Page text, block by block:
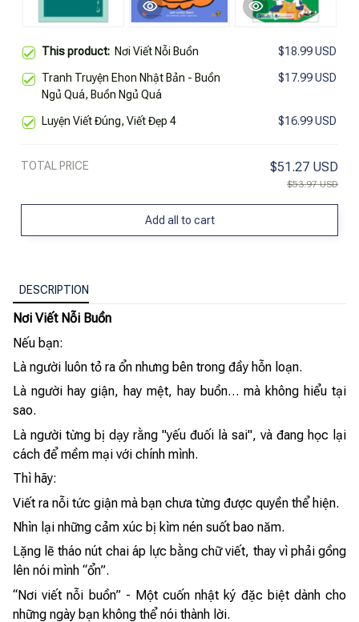
This product: Nơi Viết Nỗi Buồn $18.99 USD
Tranh Truyện Ehon Nhật Bản - Buồn
Ngủ Quá, Buồn Ngủ Quá
$17.99 USD
Luyện Viết Đúng, Viết Đẹp 4 $16.99 USD
TOTAL PRICE $51.27 USD
$53.97 USD
Add all to cart
DESCRIPTION
Nơi Viết Nỗi Buồn
Nếu bạn:
Là người luôn tỏ ra ổn nhưng bên trong đầy hỗn loạn.
Là người hay giận, hay mệt, hay buồn… mà không hiểu tại
sao.
Là người từng bị dạy rằng "yếu đuối là sai", và đang học lại
cách để mềm mại với chính mình.
Thì hãy:
Viết ra nỗi tức giận mà bạn chưa từng được quyền thể hiện.
Nhìn lại những cảm xúc bị kìm nén suốt bao năm.
Lặng lẽ tháo nút chai áp lực bằng chữ viết, thay vì phải gồng
lên nói mình “ổn”.
“Nơi viết nỗi buồn” - Một cuốn nhật ký đặc biệt dành cho
những ngày bạn không thể nói thành lời.